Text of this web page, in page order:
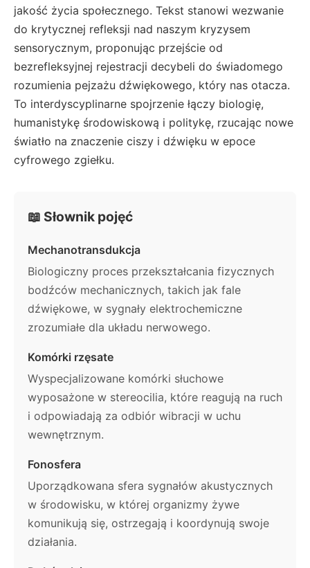
jakość życia społecznego. Tekst stanowi wezwanie
do krytycznej refleksji nad naszym kryzysem
sensorycznym, proponując przejście od
bezrefleksyjnej rejestracji decybeli do świadomego
rozumienia pejzażu dźwiękowego, który nas otacza.
To interdyscyplinarne spojrzenie łączy biologię,
humanistykę środowiskową i politykę, rzucając nowe
światło na znaczenie ciszy i dźwięku w epoce
cyfrowego zgiełku.
📖 Słownik pojęć
Mechanotransdukcja
Biologiczny proces przekształcania fizycznych
bodźców mechanicznych, takich jak fale
dźwiękowe, w sygnały elektrochemiczne
zrozumiałe dla układu nerwowego.
Komórki rzęsate
Wyspecjalizowane komórki słuchowe
wyposażone w stereocilia, które reagują na ruch
i odpowiadają za odbiór wibracji w uchu
wewnętrznym.
Fonosfera
Uporządkowana sfera sygnałów akustycznych
w środowisku, w której organizmy żywe
komunikują się, ostrzegają i koordynują swoje
działania.